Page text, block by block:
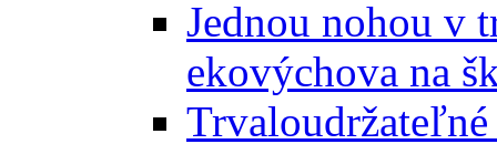
Jednou nohou v
ekovýchova na